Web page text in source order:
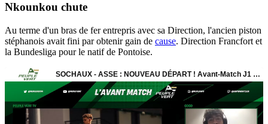
Nkounkou chute
Au terme d'un bras de fer entrepris avec sa Direction, l'ancien piston
stéphanois avait fini par obtenir gain de cause. Direction Francfort et
la Bundesliga pour le natif de Pontoise.